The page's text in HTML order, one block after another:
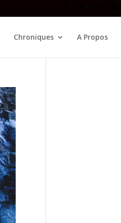
Chroniques A Propos